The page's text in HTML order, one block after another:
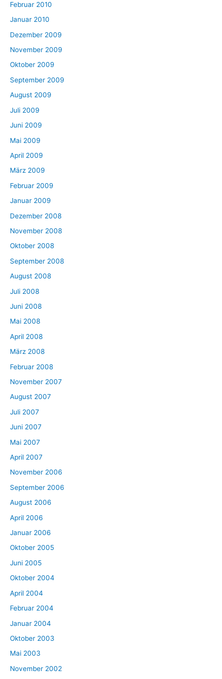
Februar 2010
Januar 2010
Dezember 2009
November 2009
Oktober 2009
September 2009
August 2009
Juli 2009
Juni 2009
Mai 2009
April 2009
März 2009
Februar 2009
Januar 2009
Dezember 2008
November 2008
Oktober 2008
September 2008
August 2008
Juli 2008
Juni 2008
Mai 2008
April 2008
März 2008
Februar 2008
November 2007
August 2007
Juli 2007
Juni 2007
Mai 2007
April 2007
November 2006
September 2006
August 2006
April 2006
Januar 2006
Oktober 2005
Juni 2005
Oktober 2004
April 2004
Februar 2004
Januar 2004
Oktober 2003
Mai 2003
November 2002